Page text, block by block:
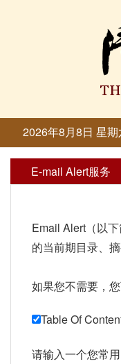
2026年8月8日 星期
E-mail Alert服务
Email Alert（以
的当前期目录、
如果您不需要，
Table Of
请输入一个您常